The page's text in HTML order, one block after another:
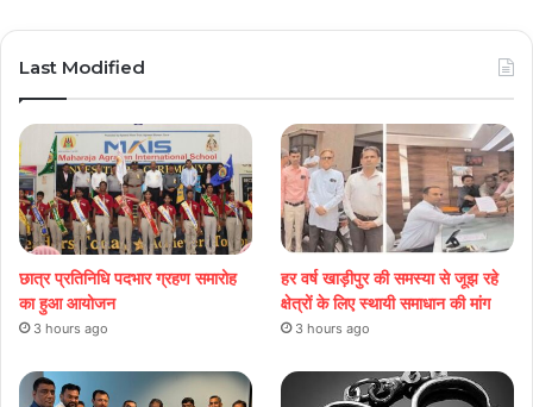
Last Modified
छात्र प्रतिनिधि पदभार ग्रहण समारोह
का हुआ आयोजन
3 hours ago
हर वर्ष खाड़ीपुर की समस्या से जूझ रहे
क्षेत्रों के लिए स्थायी समाधान की मांग
3 hours ago